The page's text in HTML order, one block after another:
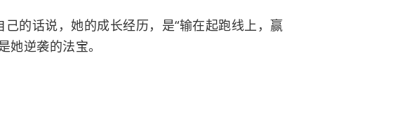
的话说，她的成长经历，是“输在起跑线上，赢
她逆袭的法宝。